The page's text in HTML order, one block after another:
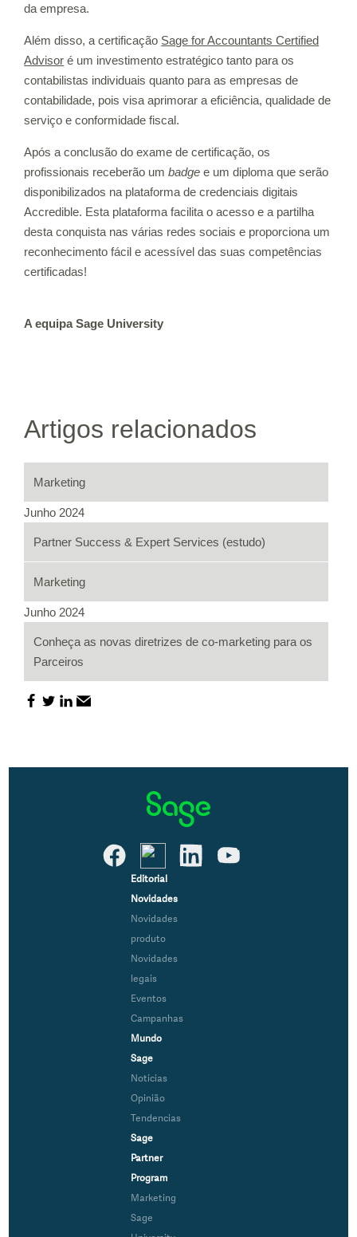
da empresa.
Além disso, a certificação Sage for Accountants Certified
Advisor é um investimento estratégico tanto para os
contabilistas individuais quanto para as empresas de
contabilidade, pois visa aprimorar a eficiência, qualidade de
serviço e conformidade fiscal.
Após a conclusão do exame de certificação, os
profissionais receberão umbadge e um diploma que serão
disponibilizados na plataforma de credenciais digitais
Accredible. Esta plataforma facilita o acesso e a partilha
desta conquista nas várias redes sociais e proporciona um
reconhecimento fácil e acessível das suas competências
certificadas!
A equipa Sage University
Artigos relacionados
Marketing
Junho 2024
Partner Success & Expert Services (estudo)
Marketing
Junho 2024
Conheça as novas diretrizes de co-marketing para os
Parceiros
Editorial
Novidades
Novidades
produto
Novidades
legais
Eventos
Campanhas
Mundo
Sage
Notícias
Opinião
Tendencias
Sage
Partner
Program
Marketing
Sage